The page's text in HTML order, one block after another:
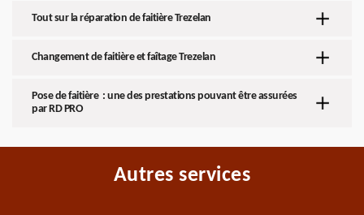
Tout sur la réparation de faitière Trezelan
Changement de faitière et faîtage Trezelan
Pose de faitière : une des prestations pouvant être assurées
par RD PRO
Autres services